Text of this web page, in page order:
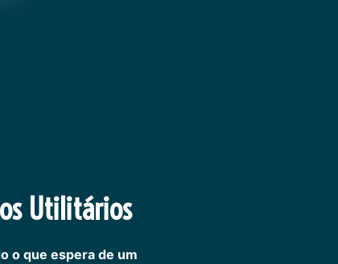
Utilitários
o que espera de um